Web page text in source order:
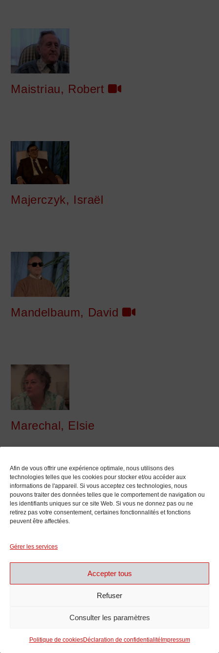
Afin de vous offrir une expérience optimale, nous utilisons des
technologies telles que les cookies pour stocker et/ou accéder aux
informations de l'appareil. Si vous acceptez ces technologies, nous
pouvons traiter des données telles que le comportement de navigation ou
les identifiants uniques sur ce site Web. Si vous ne donnez pas ou ne
retirez pas votre consentement, certaines fonctionnalités et fonctions
peuvent être affectées.
Gérer les services
Accepter tous
Refuser
Consulter les paramètres
Politique de cookiesDéclaration de confidentialité Impressum
Maistriau, Robert
Majerczyk, Israël
Mandelbaum, David
Marechal, Elsie